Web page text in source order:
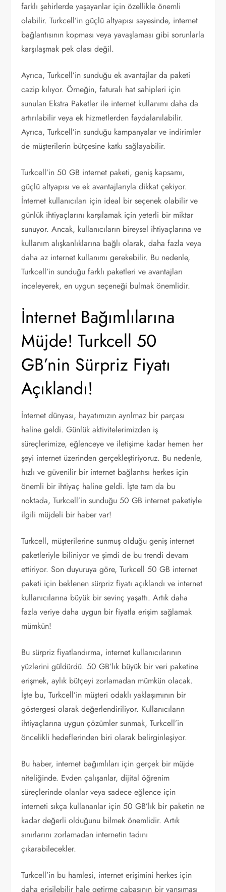
farklı şehirlerde yaşayanlar için özellikle önemli
olabilir. Turkcell’in güçlü altyapısı sayesinde, internet
bağlantısının kopması veya yavaşlaması gibi sorunlarla
karşılaşmak pek olası değil.
Ayrıca, Turkcell’in sunduğu ek avantajlar da paketi
cazip kılıyor. Örneğin, faturalı hat sahipleri için
sunulan Ekstra Paketler ile internet kullanımı daha da
artırılabilir veya ek hizmetlerden faydalanılabilir.
Ayrıca, Turkcell’in sunduğu kampanyalar ve indirimler
de müşterilerin bütçesine katkı sağlayabilir.
Turkcell’in 50 GB internet paketi, geniş kapsamı,
güçlü altyapısı ve ek avantajlarıyla dikkat çekiyor.
İnternet kullanıcıları için ideal bir seçenek olabilir ve
günlük ihtiyaçlarını karşılamak için yeterli bir miktar
sunuyor. Ancak, kullanıcıların bireysel ihtiyaçlarına ve
kullanım alışkanlıklarına bağlı olarak, daha fazla veya
daha az internet kullanımı gerekebilir. Bu nedenle,
Turkcell’in sunduğu farklı paketleri ve avantajları
inceleyerek, en uygun seçeneği bulmak önemlidir.
İnternet Bağımlılarına
Müjde! Turkcell 50
GB’nin Sürpriz Fiyatı
Açıklandı!
İnternet dünyası, hayatımızın ayrılmaz bir parçası
haline geldi. Günlük aktivitelerimizden iş
süreçlerimize, eğlenceye ve iletişime kadar hemen her
şeyi internet üzerinden gerçekleştiriyoruz. Bu nedenle,
hızlı ve güvenilir bir internet bağlantısı herkes için
önemli bir ihtiyaç haline geldi. İşte tam da bu
noktada, Turkcell’in sunduğu 50 GB internet paketiyle
ilgili müjdeli bir haber var!
Turkcell, müşterilerine sunmuş olduğu geniş internet
paketleriyle biliniyor ve şimdi de bu trendi devam
ettiriyor. Son duyuruya göre, Turkcell 50 GB internet
paketi için beklenen sürpriz fiyatı açıklandı ve internet
kullanıcılarına büyük bir sevinç yaşattı. Artık daha
fazla veriye daha uygun bir fiyatla erişim sağlamak
mümkün!
Bu sürpriz fiyatlandırma, internet kullanıcılarının
yüzlerini güldürdü. 50 GB’lık büyük bir veri paketine
erişmek, aylık bütçeyi zorlamadan mümkün olacak.
İşte bu, Turkcell’in müşteri odaklı yaklaşımının bir
göstergesi olarak değerlendiriliyor. Kullanıcıların
ihtiyaçlarına uygun çözümler sunmak, Turkcell’in
öncelikli hedeflerinden biri olarak belirginleşiyor.
Bu haber, internet bağımlıları için gerçek bir müjde
niteliğinde. Evden çalışanlar, dijital öğrenim
süreçlerinde olanlar veya sadece eğlence için
interneti sıkça kullananlar için 50 GB’lık bir paketin ne
kadar değerli olduğunu bilmek önemlidir. Artık
sınırlarını zorlamadan internetin tadını
çıkarabilecekler.
Turkcell’in bu hamlesi, internet erişimini herkes için
daha erişilebilir hale getirme çabasının bir yansıması